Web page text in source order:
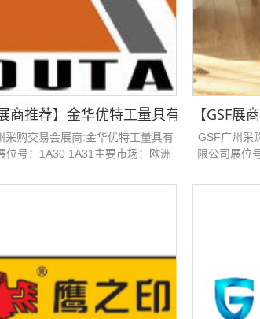
司邀您参加GSF广州采购交易会！
展商推荐】金华优特工量具有限公司邀您
采购交易会展商:金华优特工量具有
位号：1A30 1A31主要市场：欧洲
、中亚...
【GSF
GSF广州采
限公司展位
利